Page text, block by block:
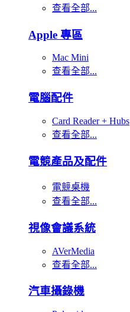
查看全部...
Apple 專區
Mac Mini
查看全部...
電腦配件
Card Reader + Hubs
查看全部...
電競產品及配件
電競桌機
查看全部...
視像會議系統
AVerMedia
查看全部...
汽車攝錄機